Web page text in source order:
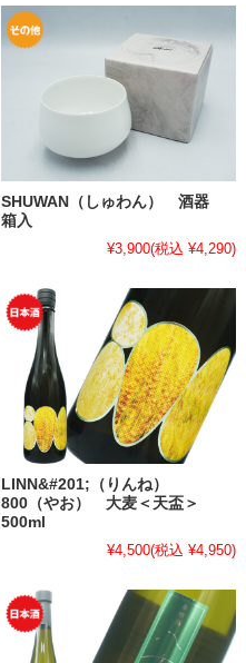
SHUWAN（しゅわん） 酒器
箱入
¥3,900(税込 ¥4,290)
LINN&#201;（りんね）
800（やお） 大麦＜天盃＞
500ml
¥4,500(税込 ¥4,950)